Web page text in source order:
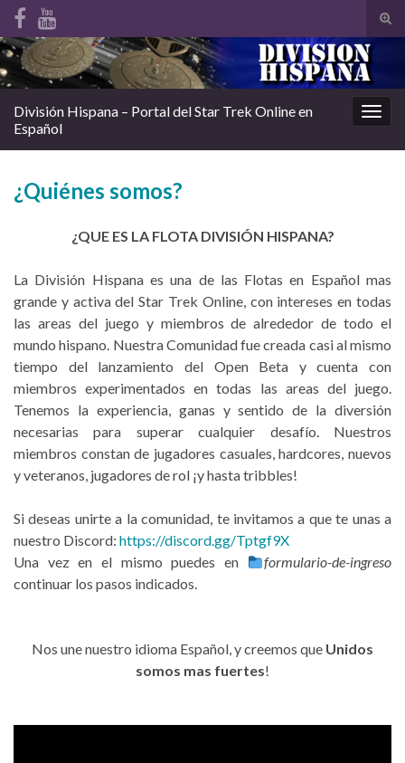
el
Search for:
División Hispana – Portal del Star Trek Online en
Español
¿Quiénes somos?
¿QUE ES LA FLOTA DIVISIÓN HISPANA?
La División Hispana es una de las Flotas en Español mas
grande y activa del Star Trek Online, con intereses en todas
las areas del juego y miembros de alrededor de todo el
mundo hispano. Nuestra Comunidad fue creada casi al mismo
tiempo del lanzamiento del Open Beta y cuenta con
miembros experimentados en todas las areas del juego.
Tenemos la experiencia, ganas y sentido de la diversión
necesarias para superar cualquier desafío. Nuestros
miembros constan de jugadores casuales, hardcores, nuevos
y veteranos, jugadores de rol ¡y hasta tribbles!
Si deseas unirte a la comunidad, te invitamos a que te unas a
nuestro Discord: https://discord.gg/Tptgf9X
Una vez en el mismo puedes en
formulario-de-ingreso
continuar los pasos indicados.
Nos une nuestro idioma Español, y creemos que Unidos
somos mas fuertes!